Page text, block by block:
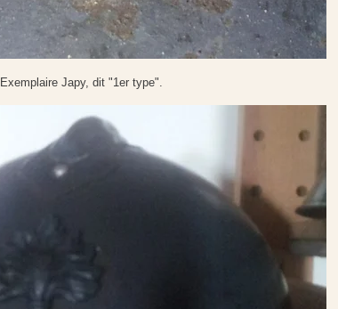
Exemplaire Japy, dit "1er type".